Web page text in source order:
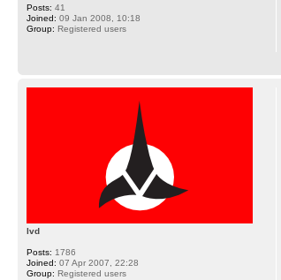
Posts: 41
Joined: 09 Jan 2008, 10:18
Group: Registered users
lvd
Posts: 1786
Joined: 07 Apr 2007, 22:28
Group: Registered users